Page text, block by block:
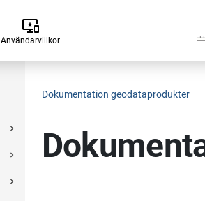
important_devices
Användarvillkor
Expanderbar sektion
navigate_next
Expanderbar sektion
navigate_next
Expanderbar sektion
navigate_next
Dokumentation geodataprodukter